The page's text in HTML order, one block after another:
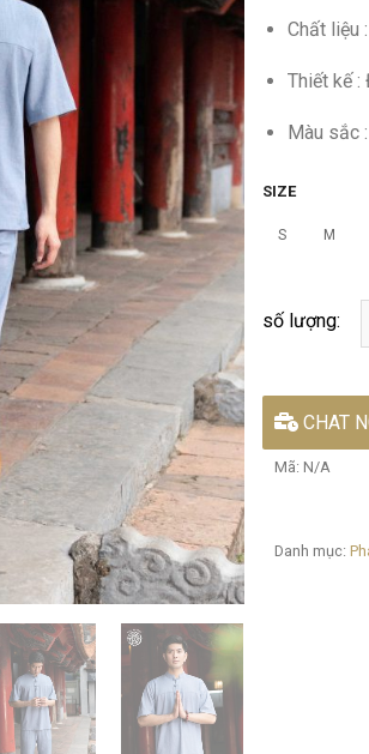
Chất liệu
Thiết kế :
Màu sắc
SIZE
S M
CHAT
Mã:N/A
Danh mục: